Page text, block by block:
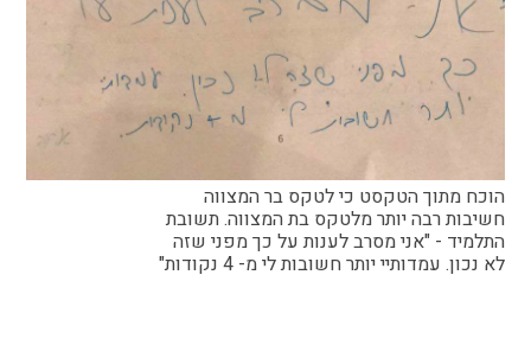
הוכח מתוך הטקסט כי לטקס בר המצווה
חשיבות רבה יותר מלטקס בת המצווה. תשובת
התלמיד - "אני מסרב לענות על כך מפני שזה
לא נכון. עמדותיי יותר חשובות לי מ- 4 נקודות"